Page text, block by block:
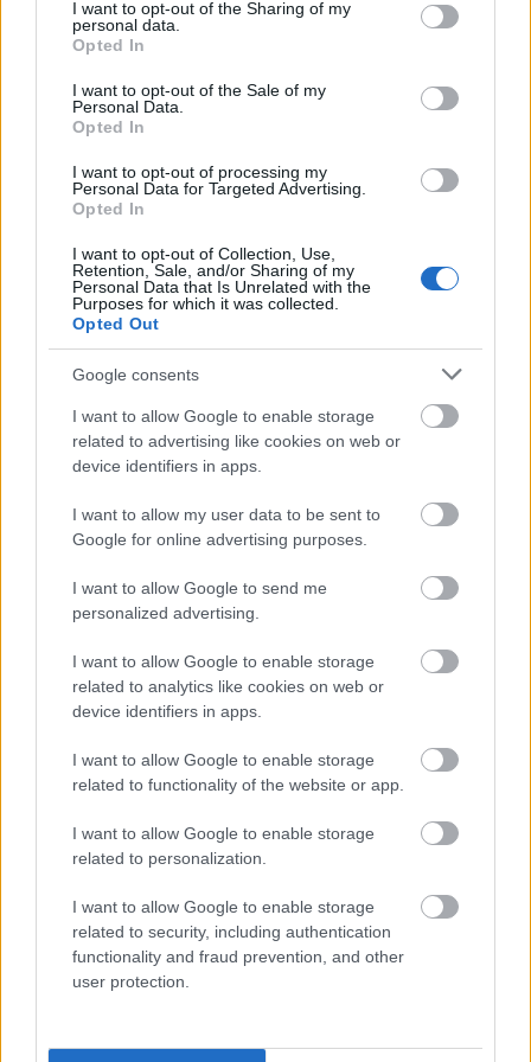
not limited to your visit or usage behaviour. You may click to
grant or deny consent to Google and its third-party tags to
use your data for below specified purposes in below Google
consent section.
I want to opt-out of the Sharing of my
personal data.
Opted In
I want to opt-out of the Sale of my
Personal Data.
Opted In
I want to opt-out of processing my
Personal Data for Targeted Advertising.
Opted In
I want to opt-out of Collection, Use,
Retention, Sale, and/or Sharing of my
Personal Data that Is Unrelated with the
Purposes for which it was collected.
Opted Out
Google consents
I want to allow Google to enable storage
related to advertising like cookies on web or
device identifiers in apps.
I want to allow my user data to be sent to
Google for online advertising purposes.
I want to allow Google to send me
personalized advertising.
I want to allow Google to enable storage
related to analytics like cookies on web or
device identifiers in apps.
I want to allow Google to enable storage
related to functionality of the website or app.
I want to allow Google to enable storage
related to personalization.
I want to allow Google to enable storage
related to security, including authentication
functionality and fraud prevention, and other
user protection.
Οι άνθρωποι της «βασίλισσας», άλλωστε, από ένα
σημείο και μετά δεν ήθελαν να βλέπουν ούτε
«ζωγραφιστό» τον Λιθουανό CEO, που ήταν
«κόκκινο πανί» τόσο για την
. Σύμφωνα με τις τελευταίες ζυμώσεις, λοιπόν,
στο πλαίσιο του διημέρου δεν θα αποτελέσει
έκπληξη αν «ζεσταθεί» ακόμη περισσότερο το
κλίμα στις συζητήσεις τηςELμε τον Μαδριλένικο
Ειδικότερα από την στιγμή που μετά τις
πρόσφατες επαφές των ομάδων στο
Άνταμ Σίλβερ(και τις διευκρινίσεις που έδωσε
στις επίσημες τοποθετήσεις του, μιλώντας για
επένδυση αρκετών εκατοντάδων εκατομμυρίων με
προοπτική απόσβεσης μετά από μίνιμουμ μία
που ετοιμάζει από κοινού τοΝΒΑμε την
Παγκόσμια Ομοσπονδίαίσως καθυστερήσει για
επιπλέον έναν ή ακόμη και δύο χρόνια. Δηλαδή